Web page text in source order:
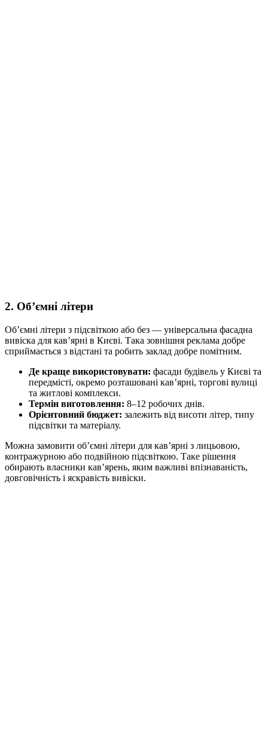
2. Об’ємні літери
Об’ємні літери з підсвіткою або без — універсальна фасадна
вивіска для кав’ярні в Києві. Така зовнішня реклама добре
сприймається з відстані та робить заклад добре помітним.
Де краще використовувати: фасади будівель у Києві та
передмісті, окремо розташовані кав’ярні, торгові вулиці
та житлові комплекси.
Термін виготовлення: 8–12 робочих днів.
Орієнтовний бюджет: залежить від висоти літер, типу
підсвітки та матеріалу.
Можна замовити об’ємні літери для кав’ярні з лицьовою,
контражурною або подвійною підсвіткою. Таке рішення
обирають власники кав’ярень, яким важливі впізнаваність,
довговічність і яскравість вивіски.